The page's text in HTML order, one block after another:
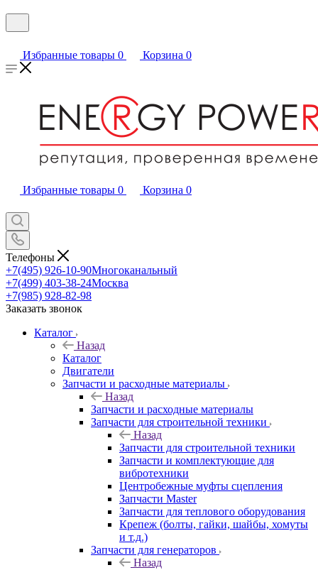
Избранные товары 0 Корзина 0
Избранные товары 0 Корзина 0
Телефоны
+7(495) 926-10-90Многоканальный
+7(499) 403-38-24Москва
+7(985) 928-82-98
Заказать звонок
Каталог
Назад
Каталог
Двигатели
Запчасти и расходные материалы
Назад
Запчасти и расходные материалы
Запчасти для строительной техники
Назад
Запчасти для строительной техники
Запчасти и комплектующие для
вибротехники
Центробежные муфты сцепления
Запчасти Master
Запчасти для теплового оборудования
Крепеж (болты, гайки, шайбы, хомуты
и т.д.)
Запчасти для генераторов
Назад